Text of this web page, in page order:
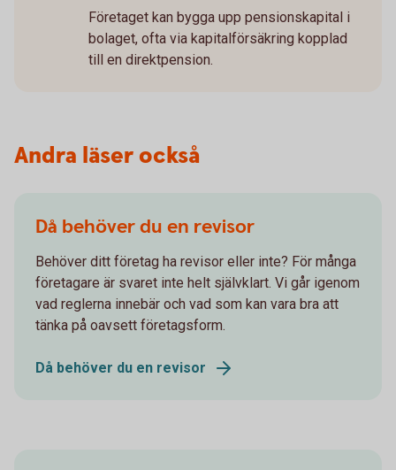
Företaget kan bygga upp pensionskapital i
bolaget, ofta via kapitalförsäkring kopplad
till en direktpension.
Andra läser också
Då behöver du en revisor
Behöver ditt företag ha revisor eller inte? För många
företagare är svaret inte helt självklart. Vi går igenom
vad reglerna innebär och vad som kan vara bra att
tänka på oavsett företagsform.
Då behöver du en revisor